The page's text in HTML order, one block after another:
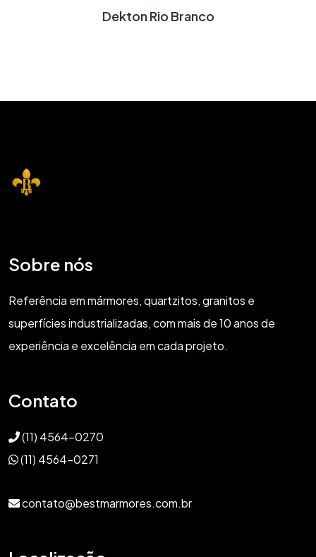
Dekton Rio Branco
Sobre nós
Referência em mármores, quartzitos, granitos e
superfícies industrializadas, com mais de 10 anos de
experiência e excelência em cada projeto.
Contato
(11) 4564-0270
(11) 4564-0271
contato@bestmarmores.com.br